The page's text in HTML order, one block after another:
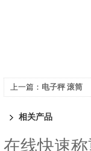
上一篇： 电子秤 滚筒
相关产品
在线快速